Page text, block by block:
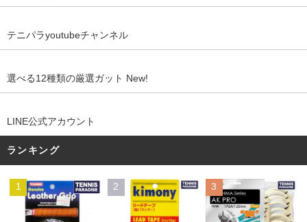
テニパラyoutubeチャンネル
選べる12種類の厳選ガット New!
LINE公式アカウント
ランキング
1 2 3